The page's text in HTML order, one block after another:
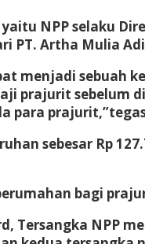
NPP selaku
PT. Artha Mulia
menjadi sebuah
prajurit sebelum
para
sebesar Rp
bagi
Tersangka NPP